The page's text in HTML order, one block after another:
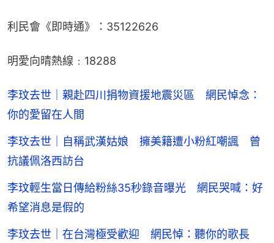
利民會《即時通》：35122626
明愛向晴熱線﹕18288
李玟去世｜親赴四川捐物資援地震災區 網民悼念：
你的愛留在人間
李玟去世｜自稱武漢姑娘 擁美籍遭小粉紅嘲諷 曾
抗議佩洛西訪台
李玟輕生當日傳給粉絲35秒錄音曝光 網民哭喊：好
希望消息是假的
李玟去世｜在台灣極受歡迎 網民悼：聽你的歌長